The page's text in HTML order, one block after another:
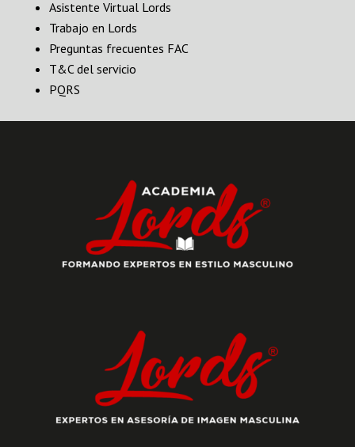
Asistente Virtual Lords
Trabajo en Lords
Preguntas frecuentes FAC
T&C del servicio
PQRS